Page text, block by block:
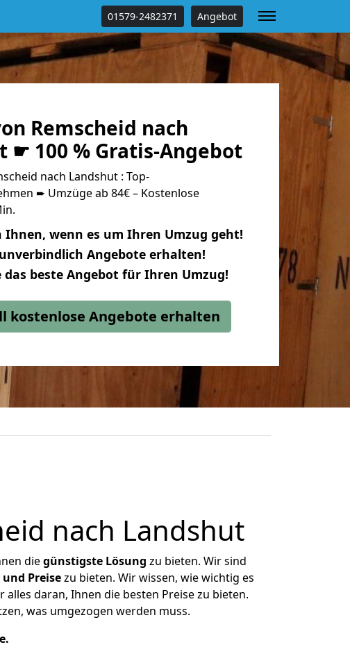
01579-2482371 Angebot
Remscheid nach
☛ 100 % Gratis-Angebot
nach Landshut : Top-
➨ Umzüge ab 84€ – Kostenlose
Ihnen, wenn es um Ihren Umzug geht!
Angebote erhalten!
das beste Angebot für Ihren Umzug!
kostenlose Angebote erhalten
nach Landshut
diegünstigste Lösung zu bieten. Wir sind
Preisezu bieten. Wir wissen, wie wichtig es
daran, Ihnen die besten Preise zu bieten.
was umgezogen werden muss.